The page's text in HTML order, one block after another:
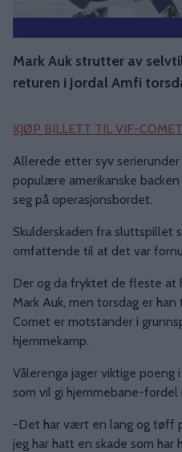
Mark Auk strutter av
returen i Jordal Amfi
KJØP BILLETT TIL VIF-
Allerede etter syv
populære amerikanske
seg på operasjonsbordet.
Skulderskaden fra sluttspillet
omfattende til at det var
Der og da fryktet de fleste at
Mark Auk, men torsdag er
Comet er motstander i
hjemmekamp.
Vålerenga jager viktige poeng
som vil gi hjemmebane-
-Det har vært en lang og tøff
jeg har hatt en skade som har